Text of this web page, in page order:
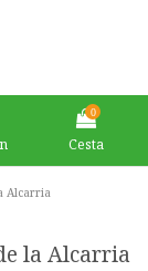
0
Cesta
Alcarria
la Alcarria